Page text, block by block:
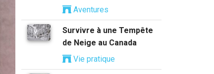
Aventures
Survivre à une Tempête
de Neige au Canada
Vie pratique